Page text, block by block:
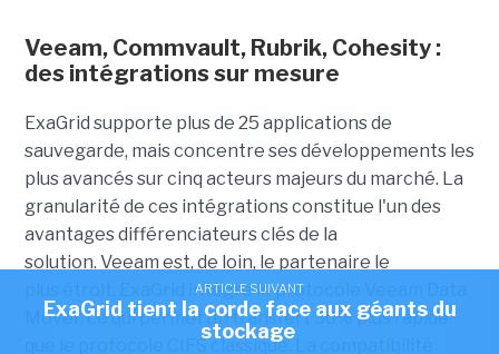
ARTICLE SUIVANT
ExaGrid tient la corde face aux géants du
stockage
Veeam, Commvault, Rubrik, Cohesity :
des intégrations sur mesure
ExaGrid supporte plus de 25 applications de
sauvegarde, mais concentre ses développements les
plus avancés sur cinq acteurs majeurs du marché. La
granularité de ces intégrations constitue l'un des
avantages différenciateurs clés de la
solution. Veeam est, de loin, le partenaire le
plus étroit. ExaGrid intègre le protocole Veeam Data
Mover, ce qui permet un transfert 30% plus rapide
que le protocole CIFS classique. La compatibilité